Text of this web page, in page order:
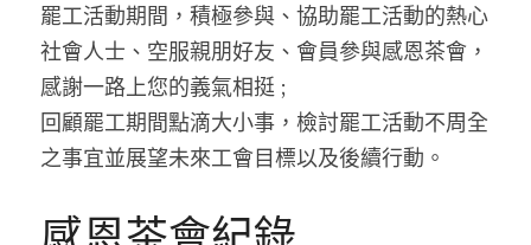
罷工活動期間，積極參與、協助罷工活動的熱心
社會人士、空服親朋好友、會員參與感恩茶會，
感謝一路上您的義氣相挺 ;
回顧罷工期間點滴大小事，檢討罷工活動不周全
之事宜並展望未來工會目標以及後續行動。